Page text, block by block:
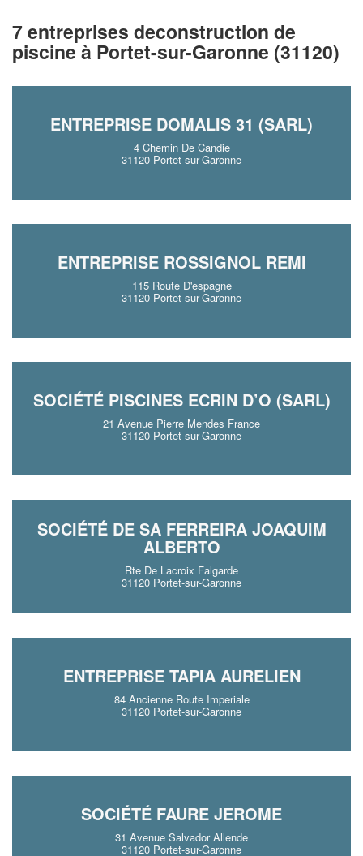
7 entreprises deconstruction de
piscine à Portet-sur-Garonne (31120)
ENTREPRISE DOMALIS 31 (SARL)
4 Chemin De Candie
31120 Portet-sur-Garonne
ENTREPRISE ROSSIGNOL REMI
115 Route D'espagne
31120 Portet-sur-Garonne
SOCIÉTÉ PISCINES ECRIN D’O (SARL)
21 Avenue Pierre Mendes France
31120 Portet-sur-Garonne
SOCIÉTÉ DE SA FERREIRA JOAQUIM
ALBERTO
Rte De Lacroix Falgarde
31120 Portet-sur-Garonne
ENTREPRISE TAPIA AURELIEN
84 Ancienne Route Imperiale
31120 Portet-sur-Garonne
SOCIÉTÉ FAURE JEROME
31 Avenue Salvador Allende
31120 Portet-sur-Garonne